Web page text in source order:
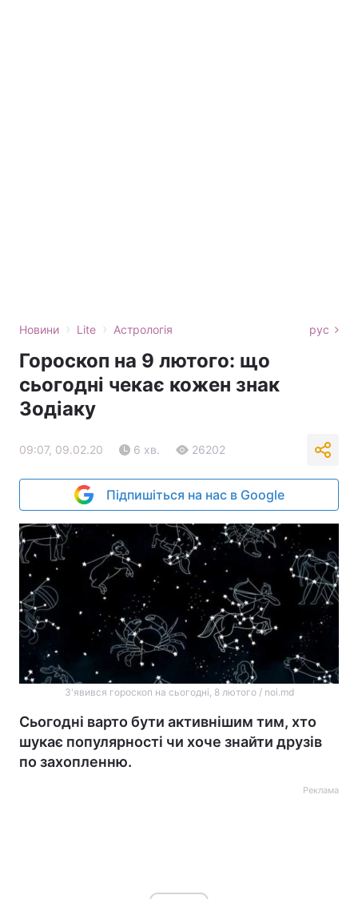
Новини › Lite › Астрологія рус
Гороскоп на 9 лютого: що
сьогодні чекає кожен знак
Зодіаку
09:07, 09.02.20 6 хв. 26202
Підпишіться на нас в Google
З'явився гороскоп на сьогодні, 8 лютого / noi.md
Сьогодні варто бути активнішим тим, хто
шукає популярності чи хоче знайти друзів
по захопленню.
Реклама